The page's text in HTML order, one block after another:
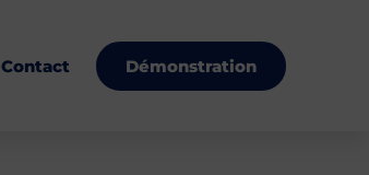
Contact Démonstration